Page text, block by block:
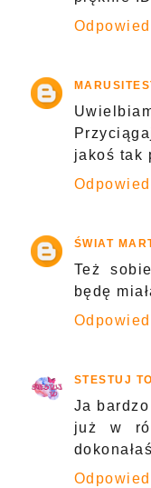
jakoś tak
ŚWIAT
Też
będę
STESTUJ TO
Ja
już w